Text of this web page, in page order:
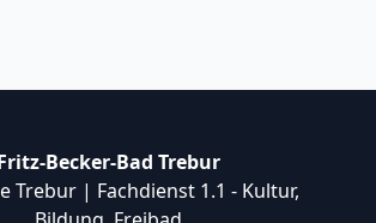
Becker-Bad Trebur
Trebur | Fachdienst 1.1 - Kultur,